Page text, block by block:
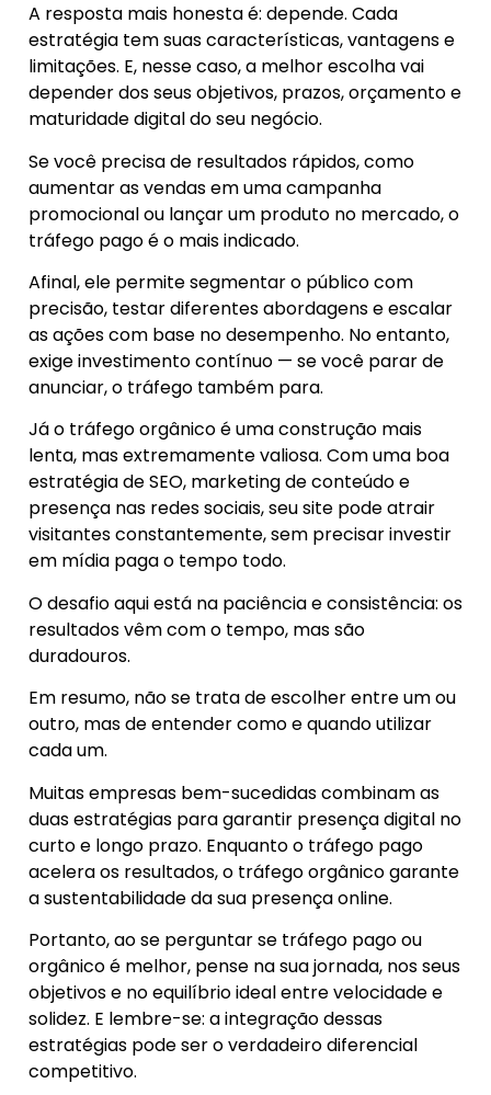
A resposta mais honesta é: depende. Cada
estratégia tem suas características, vantagens e
limitações. E, nesse caso, a melhor escolha vai
depender dos seus objetivos, prazos, orçamento e
maturidade digital do seu negócio.
Se você precisa de resultados rápidos, como
aumentar as vendas em uma campanha
promocional ou lançar um produto no mercado, o
tráfego pago é o mais indicado.
Afinal, ele permite segmentar o público com
precisão, testar diferentes abordagens e escalar
as ações com base no desempenho. No entanto,
exige investimento contínuo — se você parar de
anunciar, o tráfego também para.
Já o tráfego orgânico é uma construção mais
lenta, mas extremamente valiosa. Com uma boa
estratégia de SEO, marketing de conteúdo e
presença nas redes sociais, seu site pode atrair
visitantes constantemente, sem precisar investir
em mídia paga o tempo todo.
O desafio aqui está na paciência e consistência: os
resultados vêm com o tempo, mas são
duradouros.
Em resumo, não se trata de escolher entre um ou
outro, mas de entender como e quando utilizar
cada um.
Muitas empresas bem-sucedidas combinam as
duas estratégias para garantir presença digital no
curto e longo prazo. Enquanto o tráfego pago
acelera os resultados, o tráfego orgânico garante
a sustentabilidade da sua presença online.
Portanto, ao se perguntar se tráfego pago ou
orgânico é melhor, pense na sua jornada, nos seus
objetivos e no equilíbrio ideal entre velocidade e
solidez. E lembre-se: a integração dessas
estratégias pode ser o verdadeiro diferencial
competitivo.